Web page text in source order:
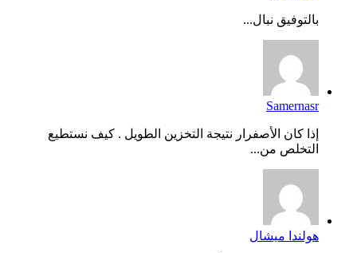
بالتوفيق نبال...
Samernasr
إذا كان الأصفرار نتيجة التخزين الطويل . كيف نستطيع
التخلص من...
هولندا ميشال